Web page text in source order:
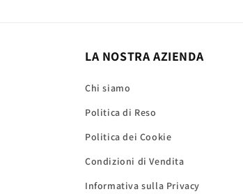
LA NOSTRA AZIENDA
Chi siamo
Politica di Reso
Politica dei Cookie
Condizioni di Vendita
Informativa sulla Privacy